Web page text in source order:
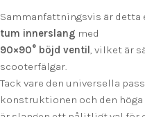
Sammanfattningsvis är detta
tum innerslang med
90×90° böjd ventil , vilket är
scooterfälgar.
Tack vare den universella
konstruktionen och den